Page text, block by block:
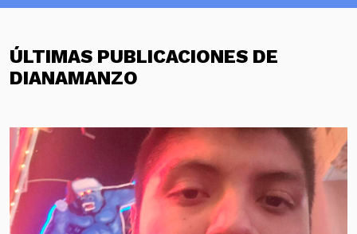
ÚLTIMAS PUBLICACIONES DE
DIANAMANZO